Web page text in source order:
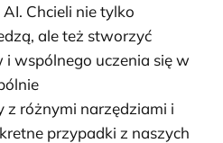
Chcieli nie tylko
ale też stworzyć
wspólnego uczenia się w
różnymi narzędziami i
przypadki z naszych